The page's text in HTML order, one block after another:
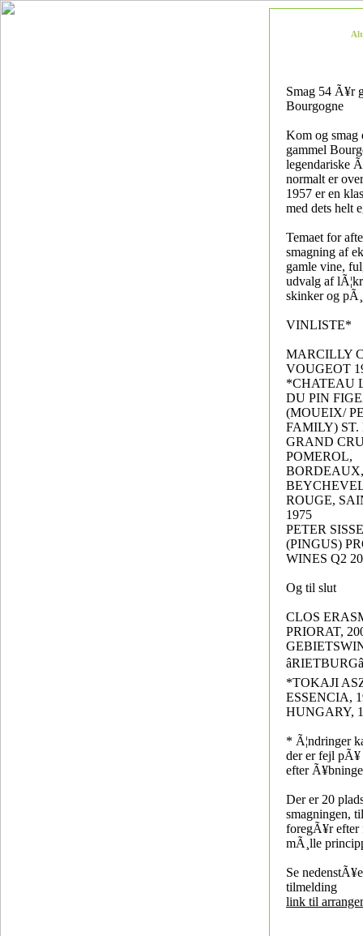
Smag 54 Ã¥r
Bourgogne
Kom og smag
gammel
legendariske
normalt er
1957 er en
med dets helt
Temaet for
smagning af
gamle vine,
udvalg af
skinker og
VINLISTE*
MARCILLY
VOUGEOT
*CHATEAU
DU PIN
(MOUEIX/
FAMILY)
GRAND
POMEROL,
ROUGE,
1975
PETER
(PINGUS)
WINES Q2
Og til slut
CLOS
PRIORAT,
*TOKAJI
ESSENCIA,
HUNGARY,
* Ã¦ndringer
der er fejl pÃ¥
efter
Der er 20
smagningen,
foregÃ¥r efter
mÃ¸lle
Se
tilmelding
link til